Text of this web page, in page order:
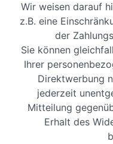
Wir weisen darauf
z.B. eine
der
Sie können
Ihrer
Direktwerbung
jederzeit
Mitteilung
Erhalt des